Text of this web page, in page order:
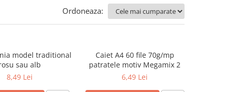
Ordoneaza:
model traditional
sau alb
8,49 Lei
Caiet A4 60 file 70g/mp
patratele motiv Megamix 2
6,49 Lei